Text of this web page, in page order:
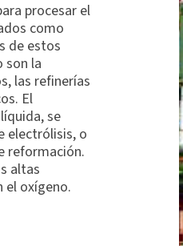
procesar el
como
de estos
son la
las refinerías
El
se
electrólisis, o
reformación.
altas
el oxígeno.